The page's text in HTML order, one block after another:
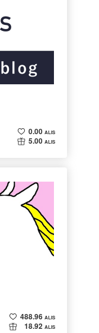
0.00 ALIS
5.00 ALIS
488.96 ALIS
18.92 ALIS